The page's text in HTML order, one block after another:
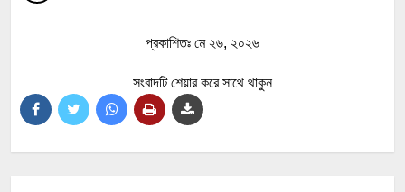
প্রকাশিতঃ মে ২৬, ২০২৬
সংবাদটি শেয়ার করে সাথে থাকুন